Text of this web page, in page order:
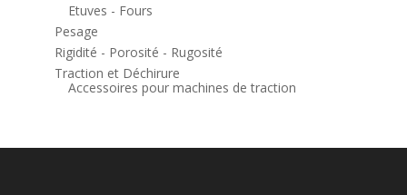
Etuves - Fours
Pesage
Rigidité - Porosité - Rugosité
Traction et Déchirure
Accessoires pour machines de traction